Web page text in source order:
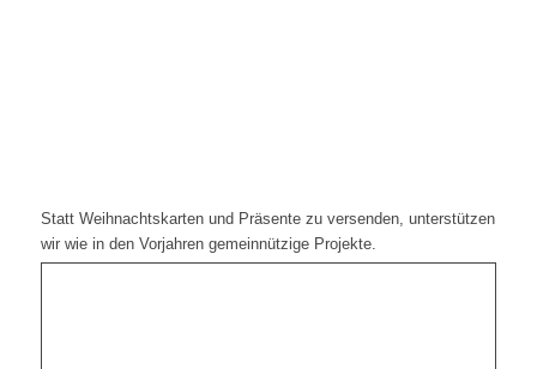
Statt Weihnachtskarten und Präsente zu versenden, unterstützen
wir wie in den Vorjahren gemeinnützige Projekte.